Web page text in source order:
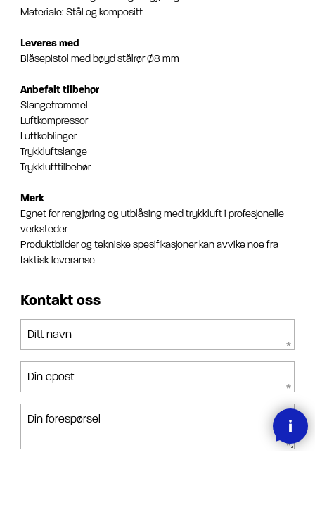
Materiale: Stål og kompositt
Leveres med
Blåsepistol med bøyd stålrør Ø8 mm
Anbefalt tilbehør
Slangetrommel
Luftkompressor
Luftkoblinger
Trykkluftslange
Trykklufttilbehør
Merk
Egnet for rengjøring og utblåsing med trykkluft i profesjonelle
verksteder
Produktbilder og tekniske spesifikasjoner kan avvike noe fra
faktisk leveranse
Kontakt oss
Ditt navn
Din epost
Din forespørsel